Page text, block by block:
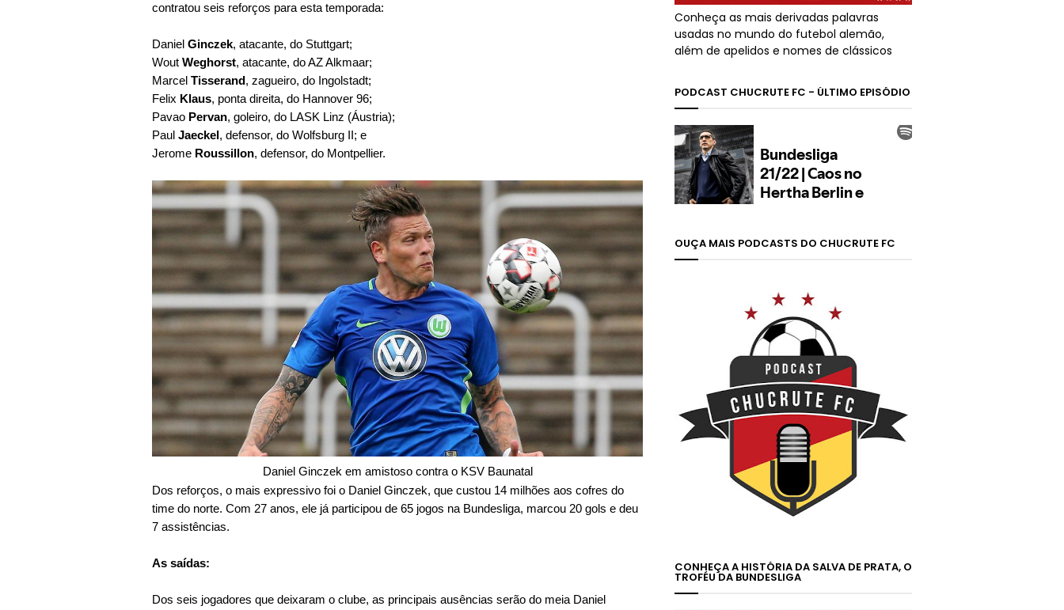
contratou seis reforços para esta temporada:
Daniel Ginczek, atacante, do Stuttgart;
Wout Weghorst, atacante, do AZ Alkmaar;
Marcel Tisserand, zagueiro, do Ingolstadt;
Felix Klaus, ponta direita, do Hannover 96;
Pavao Pervan, goleiro, do LASK Linz (Áustria);
Paul Jaeckel, defensor, do Wolfsburg II; e
Jerome Roussillon, defensor, do Montpellier.
Daniel Ginczek em amistoso contra o KSV Baunatal
Dos reforços, o mais expressivo foi o Daniel Ginczek, que custou 14 milhões aos cofres do
time do norte. Com 27 anos, ele já participou de 65 jogos na Bundesliga, marcou 20 gols e deu
7 assistências.
As saídas:
Dos seis jogadores que deixaram o clube, as principais ausências serão do meia Daniel
Conheça as mais derivadas palavras
usadas no mundo do futebol alemão,
além de apelidos e nomes de clássicos
PODCAST CHUCRUTE FC - ÚLTIMO EPISÓDIO
OUÇA MAIS PODCASTS DO CHUCRUTE FC
CONHEÇA A HISTÓRIA DA SALVA DE PRATA, O
TROFÉU DA BUNDESLIGA